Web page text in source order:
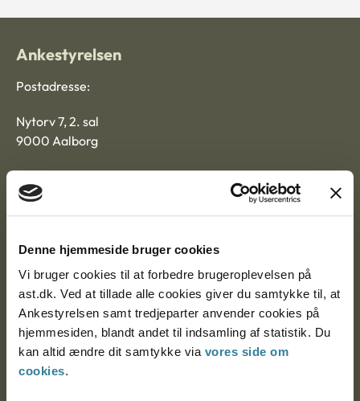
Denne hjemmeside bruger cookies
Vi bruger cookies til at forbedre brugeroplevelsen på
ast.dk. Ved at tillade alle cookies giver du samtykke til, at
Ankestyrelsen samt tredjeparter anvender cookies på
hjemmesiden, blandt andet til indsamling af statistik. Du
kan altid ændre dit samtykke via vores side om
cookies.
Ankestyrelsen
Postadresse:
Nytorv 7, 2. sal
9000 Aalborg
Ankestyrelsen Aalborg
Ankestyrelsen København
EAN: 57 98 000 35 48 21
CVR: 1007 4002